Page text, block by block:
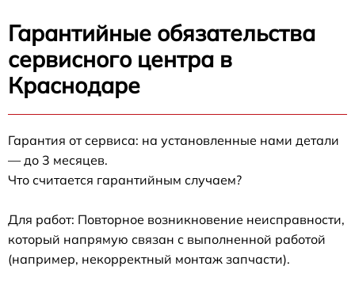
Гарантийные обязательства
сервисного центра в
Краснодаре
Гарантия от сервиса: на установленные нами детали
— до 3 месяцев.
Что считается гарантийным случаем?
Для работ: Повторное возникновение неисправности,
который напрямую связан с выполненной работой
(например, некорректный монтаж запчасти).